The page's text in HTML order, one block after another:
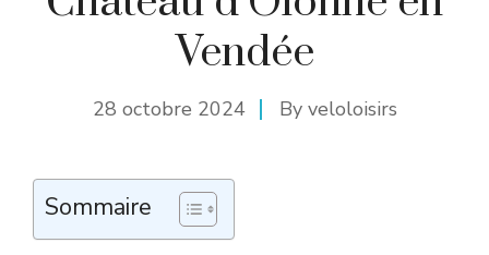
Vendée
28 octobre 2024 By veloloisirs
Sommaire